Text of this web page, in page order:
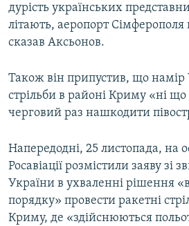
ВІДЕОУРОКИ «ELIFBE»
СВІДЧЕННЯ ОКУПАЦІЇ
ІНФОГРАФІКА
Русский
Qırımtatar
ДОЛУЧАЙСЯ!
Усі сайти RFE/RL
дурість українських
літають, аеропорт
сказав Аксьонов.
Також він припустив, що намір
стрільби в районі Криму «ні
черговий раз нашкодити
Напередодні, 25 листопада, на
Росавіації розмістили заяву зі
України в ухваленні рішення
порядку» провести ракетні
Криму, де «здійснюються